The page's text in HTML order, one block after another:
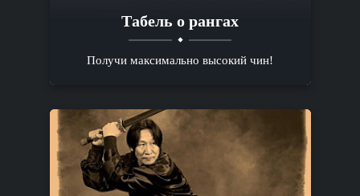
Табель о рангах
Получи максимально высокий чин!